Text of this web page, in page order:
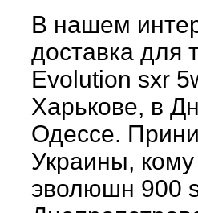
В нашем
доставка для
Evolution sxr
Харькове, в
Одессе.
Украины,
эволюшн 900